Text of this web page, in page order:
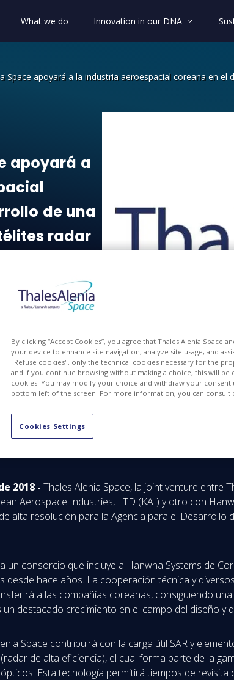
What we do Innovation in our DNA
Space apoyará a la industria aeroespacial coreana en
a la industria
apoyará a
de una
radar
con Corea del Sur para los “satélites
2018 - Thales Alenia Space, la joint venture entre
Aerospace Industries, LTD (KAI) y otro con
alta resolución para la Agencia para el Desarrollo
un consorcio que incluye a Hanwha Systems de
desde hace años. La cooperación técnica y
a las compañías coreanas, consiguiendo
destacado crecimiento en el campo del diseño y
Space contribuirá con la carga útil SAR y
de alta eficiencia), el cual forma parte de la
Esta tecnología permitirá tiempos de
By clicking “Accept Cookies”, you agree that Thales Alenia Space
your device to enhance site navigation, analyze site usage, and
"Refuse cookies", only the technical cookies necessary for the
and if you continue browsing without making a choice, this will be
cookies. You may modify your choice and withdraw your consent
bottom left of the screen. For more information, you can consult
Cookies Settings